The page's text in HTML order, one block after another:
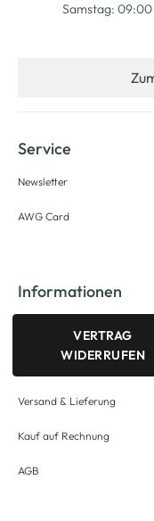
Samstag: 09:00
Service
Newsletter
AWG Card
Informationen
VERTRAG
WIDERRUFEN
Versand & Lieferung
Kauf auf Rechnung
AGB